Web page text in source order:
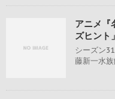
アニメ『
ズヒント
シーズン
藤新一水